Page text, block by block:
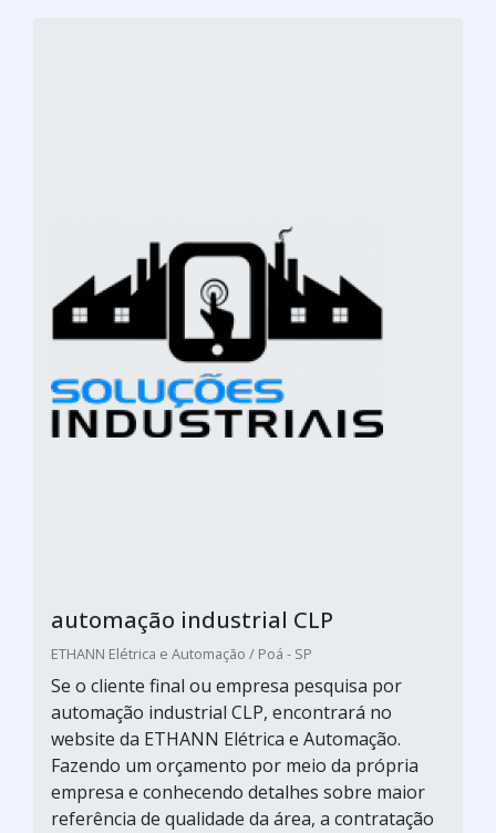
automação industrial CLP
ETHANN Elétrica e Automação / Poá - SP
Se o cliente final ou empresa pesquisa por
automação industrial CLP, encontrará no
website da ETHANN Elétrica e Automação.
Fazendo um orçamento por meio da própria
empresa e conhecendo detalhes sobre maior
referência de qualidade da área, a contratação